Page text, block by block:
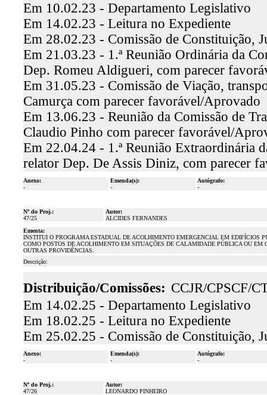
Em 10.02.23 - Departamento Legislativo
Em 14.02.23 - Leitura no Expediente
Em 28.02.23 - Comissão de Constituição,
Em 21.03.23 - 1.ª Reunião Ordinária da
Dep. Romeu Aldigueri, com parecer
Em 31.05.23 - Comissão de Viação,
Camurça com parecer favorável/Aprovado
Em 13.06.23 - Reunião da Comissão de
Claudio Pinho com parecer favorável/
Em 22.04.24 - 1.ª Reunião Extraordinária
relator Dep. De Assis Diniz, com parecer
Anexo:
-
Emenda(s):
-
Autógrafo:
-
Nº do Proj.:
47/25
Autor:
ALCIDES FERNANDES
Ementa:
INSTITUI O PROGRAMA ESTADUAL DE ACOLHIMENTO EMERGENCIAL EM EDIFÍCIOS
COMO POSTOS DE ACOLHIMENTO EM SITUAÇÕES DE CALAMIDADE PÚBLICA OU
OUTRAS PROVIDÊNCIAS.
Descrição:
Distribuição/Comissões: CCJR/CPSCF/
Em 14.02.25 - Departamento Legislativo
Em 18.02.25 - Leitura no Expediente
Em 25.02.25 - Comissão de Constituição,
Anexo:
-
Emenda(s):
-
Autógrafo:
-
Nº do Proj.:
47/26
Autor:
LEONARDO PINHEIRO